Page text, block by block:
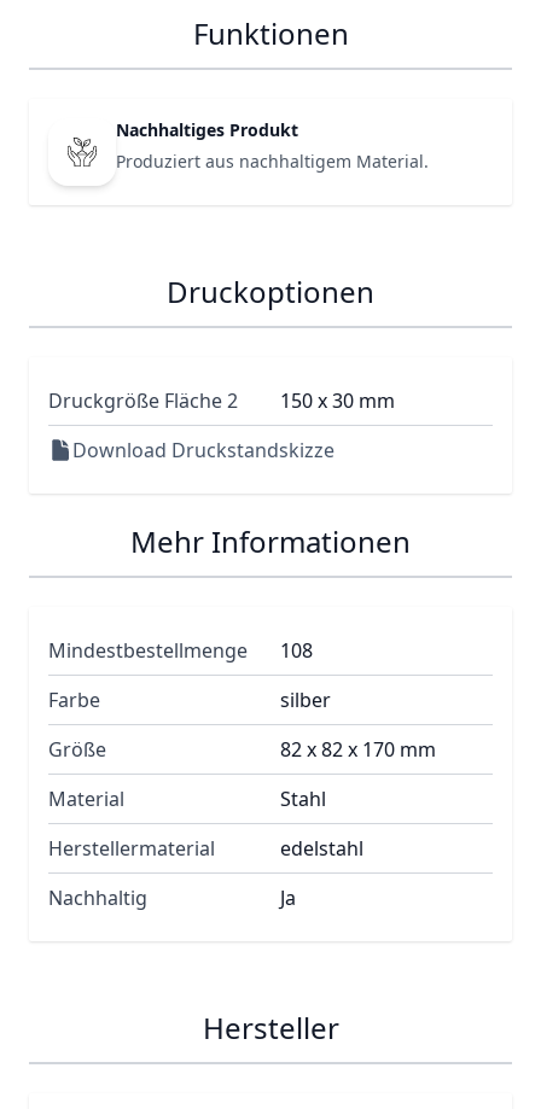
Funktionen
Nachhaltiges Produkt
Produziert aus nachhaltigem Material.
Druckoptionen
Druckgröße Fläche 2
150 x 30 mm
Download Druckstandskizze
Mehr Informationen
Mindestbestellmenge
108
Farbe
silber
Größe
82 x 82 x 170 mm
Material
Stahl
Herstellermaterial
edelstahl
Nachhaltig
Ja
Hersteller